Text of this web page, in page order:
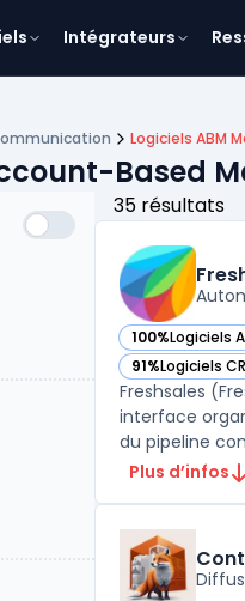
Intégrateurs
Logiciels ABM
Based
35 résultats
100%Logiciels
— voir
91%Logiciels
— voir
Freshsales
interface
du pipeline
Plus d’infos